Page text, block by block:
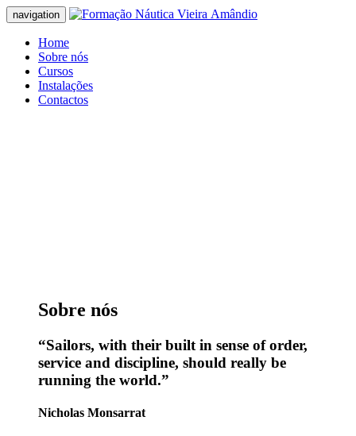
navigation
Home
Sobre nós
Cursos
Instalações
Contactos
Sobre nós
“Sailors, with their built in sense of order,
service and discipline, should really be
running the world.”
Nicholas Monsarrat